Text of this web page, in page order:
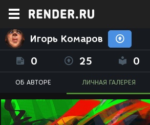
Игорь Комаров
0 25 0
ОБ АВТОРЕ ЛИЧНАЯ ГАЛЕРЕЯ